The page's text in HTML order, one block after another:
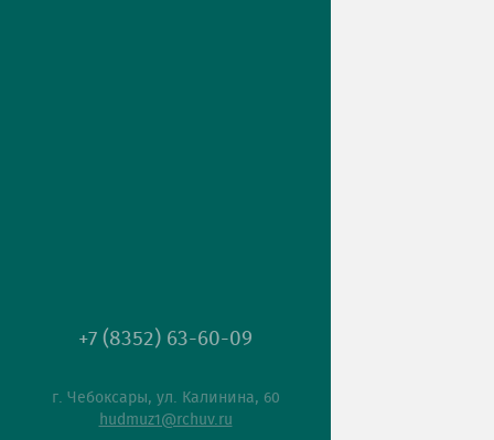
+7 (8352) 63-60-09
г. Чебоксары, ул. Калинина, 60
hudmuz1@rchuv.ru